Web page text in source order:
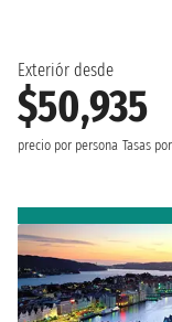
Exteriór desde
$50,935
precio por persona Tasas